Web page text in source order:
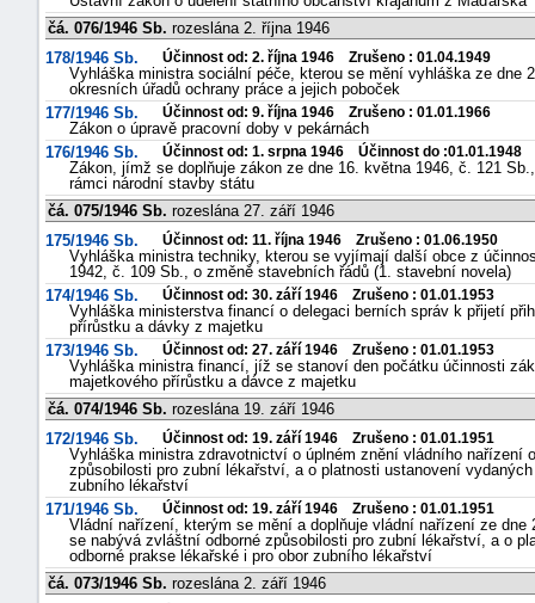
čá. 076/1946 Sb. rozeslána 2. října 1946
178/1946 Sb.
Účinnost od: 2. října 1946 Zrušeno : 01.04.1949
Vyhláška ministra sociální péče, kterou se mění vyhláška ze dne
okresních úřadů ochrany práce a jejich poboček
177/1946 Sb.
Účinnost od: 9. října 1946 Zrušeno : 01.01.1966
Zákon o úpravě pracovní doby v pekárnách
176/1946 Sb.
Účinnost od: 1. srpna 1946 Účinnost do :01.01.1948
Zákon, jímž se doplňuje zákon ze dne 16. května 1946, č. 121
rámci národní stavby státu
čá. 075/1946 Sb. rozeslána 27. září 1946
175/1946 Sb.
Účinnost od: 11. října 1946 Zrušeno : 01.06.1950
Vyhláška ministra techniky, kterou se vyjímají další obce z
1942, č. 109 Sb., o změně stavebních řádů (1. stavební novela)
174/1946 Sb.
Účinnost od: 30. září 1946 Zrušeno : 01.01.1953
Vyhláška ministerstva financí o delegaci berních správ k přijetí
přírůstku a dávky z majetku
173/1946 Sb.
Účinnost od: 27. září 1946 Zrušeno : 01.01.1953
Vyhláška ministra financí, jíž se stanoví den počátku účinnosti
majetkového přírůstku a dávce z majetku
čá. 074/1946 Sb. rozeslána 19. září 1946
172/1946 Sb.
Účinnost od: 19. září 1946 Zrušeno : 01.01.1951
Vyhláška ministra zdravotnictví o úplném znění vládního nařízení
způsobilosti pro zubní lékařství, a o platnosti ustanovení
zubního lékařství
171/1946 Sb.
Účinnost od: 19. září 1946 Zrušeno : 01.01.1951
Vládní nařízení, kterým se mění a doplňuje vládní nařízení ze
se nabývá zvláštní odborné způsobilosti pro zubní lékařství, a o
odborné prakse lékařské i pro obor zubního lékařství
čá. 073/1946 Sb. rozeslána 2. září 1946